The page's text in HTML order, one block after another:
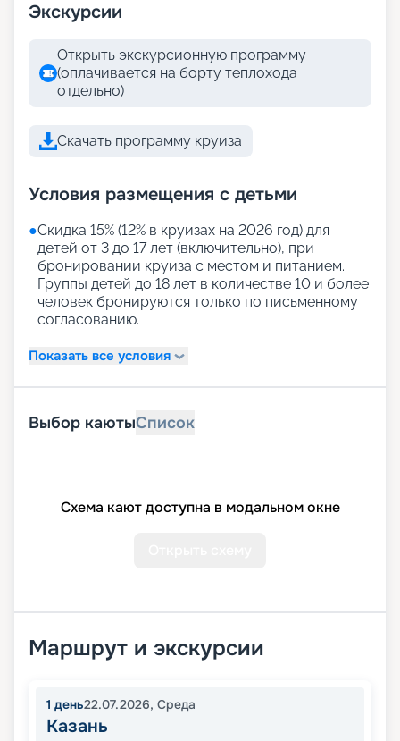
Экскурсии
Открыть экскурсионную программу
(оплачивается на борту теплохода
отдельно)
Скачать программу круиза
Условия размещения с детьми
●Скидка 15% (12% в круизах на 2026 год) для
детей от 3 до 17 лет (включительно), при
бронировании круиза с местом и питанием.
Группы детей до 18 лет в количестве 10 и более
человек бронируются только по письменному
согласованию.
Показать все условия
Выбор каютыСписок
Схема кают доступна в модальном окне
Маршрут и экскурсии
1 день22.07.2026, Среда
Казань